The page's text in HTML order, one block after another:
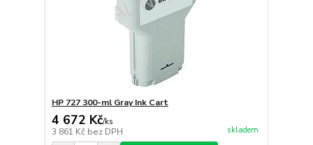
HP 727 300-ml Gray Ink Cart
4 672 Kč/ks
3 861 Kč bez DPH skladem